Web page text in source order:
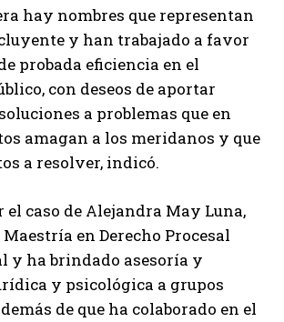
hay nombres que representan
y han trabajado a favor
probada eficiencia en el
con deseos de aportar
a problemas que en
amagan a los meridanos y que
a resolver, indicó.
el caso de Alejandra May Luna,
en Derecho Procesal
y ha brindado asesoría y
y psicológica a grupos
de que ha colaborado en el